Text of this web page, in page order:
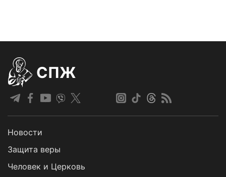
СПЖ
Новости
Защита веры
Человек и Церковь